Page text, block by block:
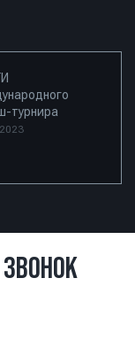
турнира